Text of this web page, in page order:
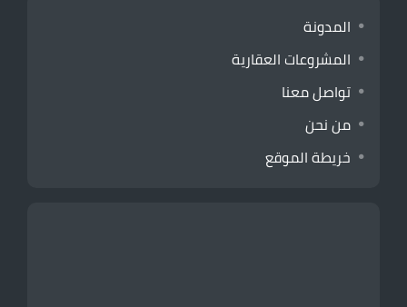
المدونة
المشروعات العقارية
تواصل معنا
من نحن
خريطة الموقع